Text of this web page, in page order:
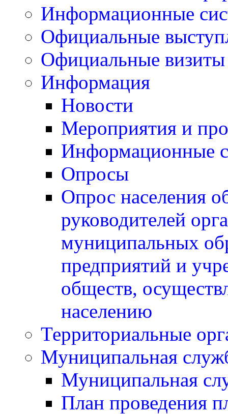
Информационные
Официальные
Официальные визиты
Информация
Новости
Мероприятия и
Информационные
Опросы
Опрос населения
руководителей
муниципальных
предприятий и
обществ,
населению
Территориальные
Муниципальная
Муниципальная
План проведения